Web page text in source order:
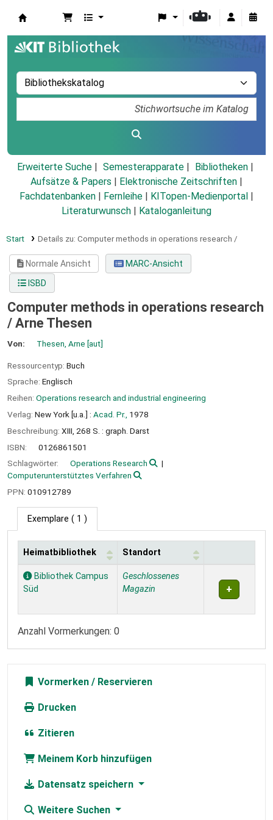
Erweiterte Suche Semesterapparate
Bibliotheken
Aufsätze & Papers
Elektronische Zeitschriften
Fachdatenbanken
Fernleihe KITopen-Medienportal
Literaturwunsch
Kataloganleitung
Start Details zu: Computer methods in operations research /
Normale Ansicht
MARC-Ansicht
ISBD
Computer methods in operations research
/ Arne Thesen
Von: Thesen, Arne [aut]
Ressourcentyp: Buch
Sprache: Englisch
Reihen: Operations research and industrial engineering
Verlag: New York [u.a.] : Acad. Pr., 1978
Beschreibung: XIII, 268 S. : graph. Darst
ISBN:
0126861501
Schlagwörter:
Operations Research
Computerunterstütztes Verfahren
PPN: 010912789
Exemplare ( 1 )
Exemplare
Heimatbibliothek Standort
Bibliothek Campus
Süd
Geschlossenes
Magazin
Anzahl Vormerkungen: 0
Vormerken
Drucken
Zitieren
Meinem Korb hinzufügen
Datensatz speichern
Weitere Suchen